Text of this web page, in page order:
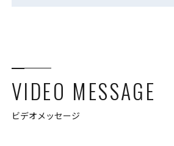
VIDEO MESSAGE
ビデオメッセージ